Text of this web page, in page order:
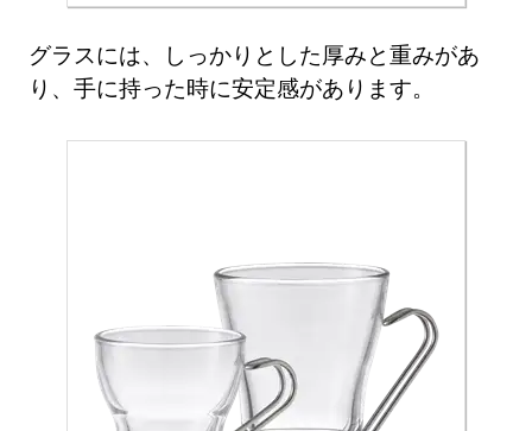
グラスには、しっかりとした厚みと重みがあ
り、手に持った時に安定感があります。